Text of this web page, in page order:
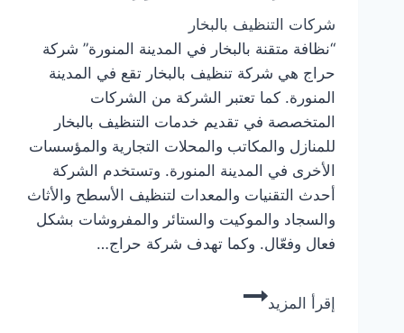
شركات التنظيف بالبخار
“نظافة متقنة بالبخار في المدينة المنورة” شركة
حراج هي شركة تنظيف بالبخار تقع في المدينة
المنورة. كما تعتبر الشركة من الشركات
المتخصصة في تقديم خدمات التنظيف بالبخار
للمنازل والمكاتب والمحلات التجارية والمؤسسات
الأخرى في المدينة المنورة. وتستخدم الشركة
أحدث التقنيات والمعدات لتنظيف الأسطح والأثاث
والسجاد والموكيت والستائر والمفروشات بشكل
فعال وفعّال. وكما تهدف شركة حراج…
إقرأ المزيدشركة